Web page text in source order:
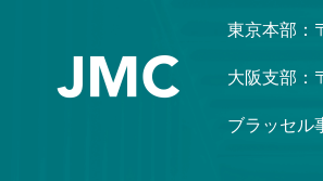
東京本部：
大阪支部
ブラッセ